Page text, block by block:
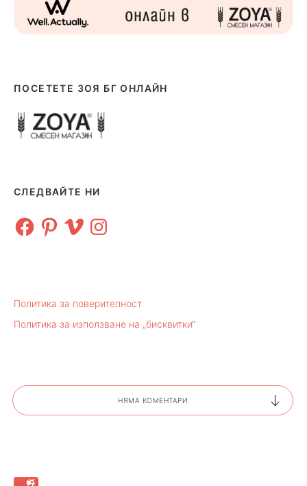
ПОСЕТЕТЕ ЗОЯ БГ ОНЛАЙН
СЛЕДВАЙТЕ НИ
FacebookPinterest
Vimeo Instagram
Политика за поверителност
Политика за използване на „бисквитки“
НЯМА КОМЕНТАРИ